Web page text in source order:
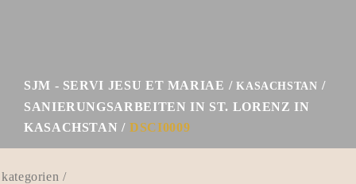
SJM - SERVI JESU ET MARIAE KASACHSTAN
SANIERUNGSARBEITEN IN ST. LORENZ IN
KASACHSTAN
DSCI0009